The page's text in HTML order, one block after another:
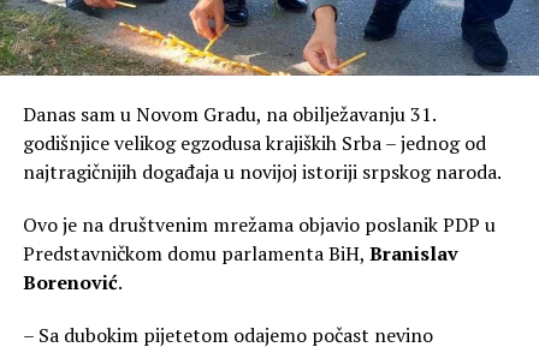
„Zlatna koka“ rudarstva
Međutim, Adriatic Metals je ubrzo za 1,3 milijarde dolara
prodat kompaniji Dundee Precious Metals (DPM), koji je
postao i vlasnik rudnika u Varešu, koji je tada zabilježio
gubitak u poslovanju 44,4 miliona KM, uz prihod od 52,7
miliona KM, kako pokazuju zvanični finansijski izvještaji.
Ipak, već u drugoj godini rada, rudnik postaje prava
„zlatna koka“ i svojim vlasnicima donosi profit od čak
118 miliona maraka. Međutim, uprkos tome što smo im
Danas sam u Novom Gradu, na obilježavanju 31.
godišnjice velikog egzodusa krajiških Srba – jednog od
najtragičnijih događaja u novijoj istoriji srpskog naroda.
Ovo je na društvenim mrežama objavio poslanik PDP u
Predstavničkom domu parlamenta BiH, Branislav
Borenović.
– Sa dubokim pijetetom odajemo počast nevino